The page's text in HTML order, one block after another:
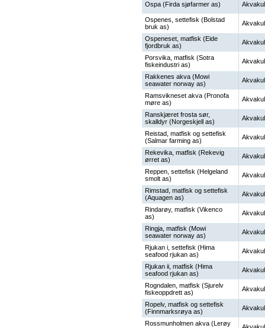
Ospa (Firda sjøfarmer as)
Ospenes, settefisk (Bolstad
bruk as)
Ospeneset, matfisk (Eide
fjordbruk as)
Porsvika, matfisk (Sotra
fiskeindustri as)
Rakkenes akva (Mowi
seawater norway as)
Ramsvikneset akva (Pronofa
møre as)
Ranskjæret frosta sør,
skalldyr (Norgeskjell as)
Reistad, matfisk og settefisk
(Salmar farming as)
Rekevika, matfisk (Rekevig
ørret as)
Reppen, settefisk (Helgeland
smolt as)
Rimstad, matfisk og settefisk
(Aquagen as)
Rindarøy, matfisk (Vikenco
as)
Ringja, matfisk (Mowi
seawater norway as)
Rjukan i, settefisk (Hima
seafood rjukan as)
Rjukan ii, matfisk (Hima
seafood rjukan as)
Rogndalen, matfisk (Sjurelv
fiskeoppdrett as)
Ropelv, matfisk og settefisk
(Finnmarksrøya as)
Rossmunholmen akva (Lerøy